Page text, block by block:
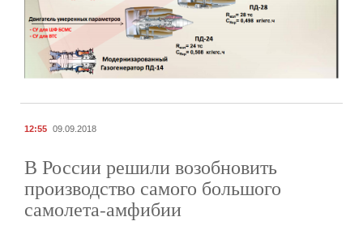
12:55 09.09.2018
В России решили возобновить
производство самого большого
самолета-амфибии